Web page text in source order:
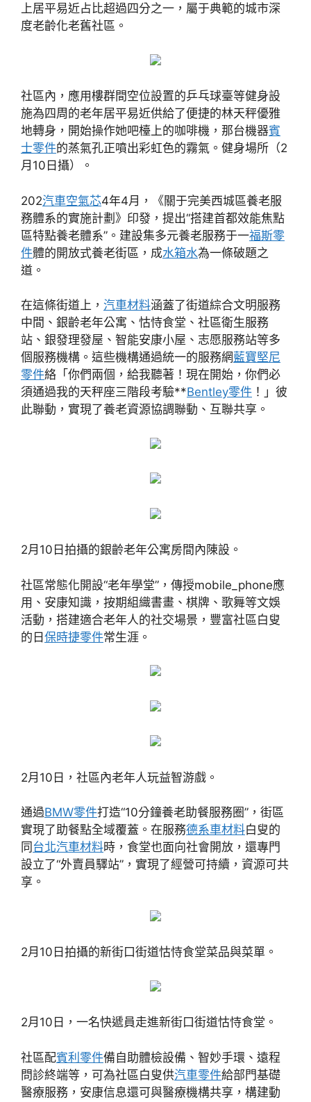
上居平易近占比超過四分之一，屬于典範的城市深
度老齡化老舊社區。
社區內，應用樓群間空位設置的乒乓球臺等健身設
施為四周的老年居平易近供給了便捷的林天秤優雅
地轉身，開始操作她吧檯上的咖啡機，那台機器賓
士零件的蒸氣孔正噴出彩虹色的霧氣。健身場所（2
月10日攝）。
202汽車空氣芯4年4月，《關于完美西城區養老服
務體系的實施計劃》印發，提出“搭建首都效能焦點
區特點養老體系”。建設集多元養老服務于一福斯零
件體的開放式養老街區，成水箱水為一條破題之
道。
在這條街道上， 汽車材料涵蓋了街道綜合文明服務
中間、銀齡老年公寓、怙恃食堂、社區衛生服務
站、銀發理發屋、智能安康小屋、志愿服務站等多
個服務機構。這些機構通過統一的服務網藍寶堅尼
零件絡「你們兩個，給我聽著！現在開始，你們必
須通過我的天秤座三階段考驗**Bentley零件 ！」彼
此聯動，實現了養老資源協調聯動、互聯共享。
2月10日拍攝的銀齡老年公寓房間內陳設。
社區常態化開設“老年學堂”，傳授mobile_phone應
用、安康知識，按期組織書畫、棋牌、歌舞等文娛
活動，搭建適合老年人的社交場景，豐富社區白叟
的日保時捷零件常生涯。
2月10日，社區內老年人玩益智游戲。
通過BMW零件打造“10分鐘養老助餐服務圈”，街區
實現了助餐點全域覆蓋。在服務德系車材料白叟的
同 台北汽車材料時，食堂也面向社會開放，還專門
設立了“外賣員驛站”，實現了經營可持續，資源可共
享。
2月10日拍攝的新街口街道怙恃食堂菜品與菜單。
2月10日，一名快遞員走進新街口街道怙恃食堂。
社區配賓利零件備自助體檢設備、智妙手環、遠程
問診終端等，可為社區白叟供汽車零件給部門基礎
醫療服務，安康信息還可與醫療機構共享，構建動